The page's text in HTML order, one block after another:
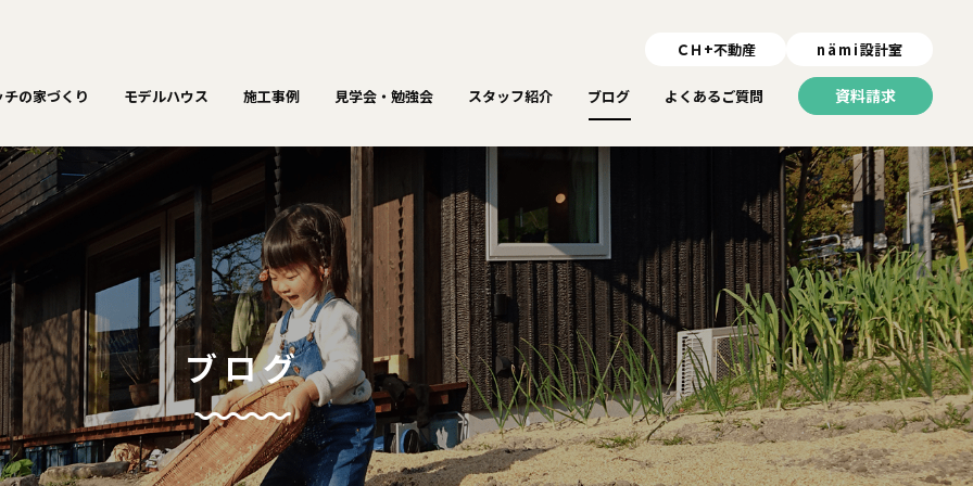
ＣＨ+不動産 nämi設計室
の家づくり モデルハウス 施工事例 見学会・勉強会 スタッフ紹介 ブログ よくあるご質問 資料請求
ブログ